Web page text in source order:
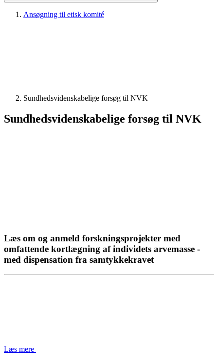
Ansøgning til etisk komité
Sundhedsvidenskabelige forsøg til NVK
Sundhedsvidenskabelige forsøg til NVK
Læs om og anmeld forskningsprojekter med
omfattende kortlægning af individets arvemasse -
med dispensation fra samtykkekravet
Læs mere